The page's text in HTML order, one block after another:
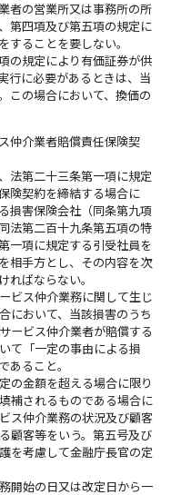
者の営業所又は事務所の所
第四項及び第五項の規定に
することを要しない。
の規定により有価証券が供
行に必要があるときは、当
この場合において、換価の
仲介業者賠償責任保険契
法第二十三条第一項に規定
険契約を締結する場合に
損害保険会社（同条第九項
法第二百十九条第五項の特
一項に規定する引受社員を
相手方とし、その内容を次
ればならない。
ビス仲介業務に関して生じ
において、当該損害のうち
ービス仲介業者が賠償する
て「一定の事由による損
あること。
の金額を超える場合に限り
補されるものである場合に
ス仲介業務の状況及び顧客
顧客等をいう。第五号及び
を考慮して金融庁長官の定
開始の日又は改定日から一